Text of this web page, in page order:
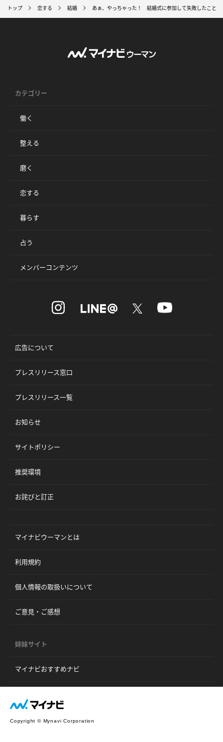
トップ 恋する 結婚 あぁ、やっちゃった！ 結婚式に参加して失敗したこと5
カテゴリー
働く
整える
磨く
恋する
暮らす
占う
メンバーコンテンツ
広告について
プレスリリース窓口
プレスリリース一覧
お知らせ
サイトポリシー
推奨環境
お詫びと訂正
マイナビウーマンとは
利用規約
個人情報の取扱いについて
ご意見・ご感想
姉妹サイト
マイナビおすすめナビ
Copyright © Mynavi Corporation